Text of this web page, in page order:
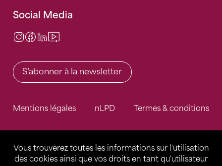
Vous trouverez toutes les informations sur l'utilisation
des cookies ainsi que vos droits en tant qu'utilisateur
Social Media
Instagram
Facebook
LinkedIn
S'abonner à la newsletter
Mentions légales nLPD Termes & conditions